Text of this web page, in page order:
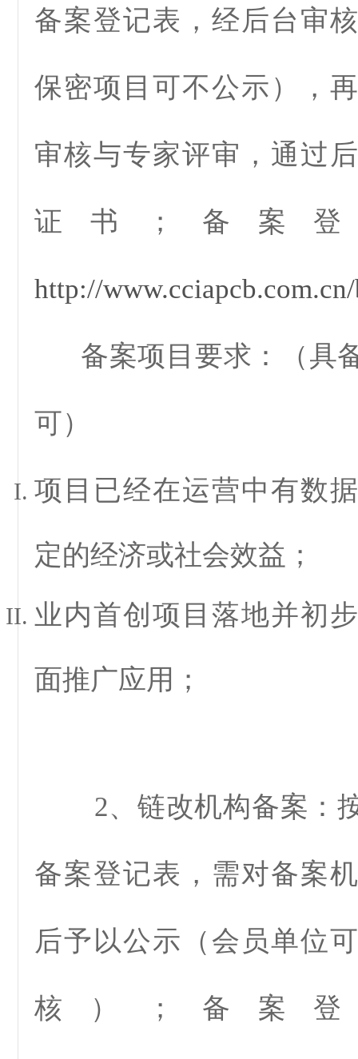
备案登记表，经后台审
保密项目可不公示），
审核与专家评审，通过
证书；备案
http://
备案项目要求： （具
可）
项目已经在运营中有数
定的经济或社会效益；
业内首创项目落地并初
面推广应用；
2、链改机构备案：
备案登记表，需对备案
后予以公示（会员单位
核）；备案